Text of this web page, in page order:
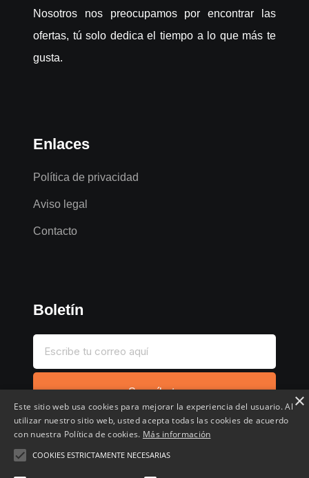
Nosotros nos preocupamos por encontrar las
ofertas, tú solo dedica el tiempo a lo que más te
gusta.
Enlaces
Política de privacidad
Aviso legal
Contacto
Boletín
Suscríbete ×
Este sitio web usa cookies para mejorar la experiencia del usuario. Al
utilizar nuestro sitio web, usted acepta todas las cookies de acuerdo
con nuestra Política de cookies. Más información
COOKIES ESTRICTAMENTE NECESARIAS